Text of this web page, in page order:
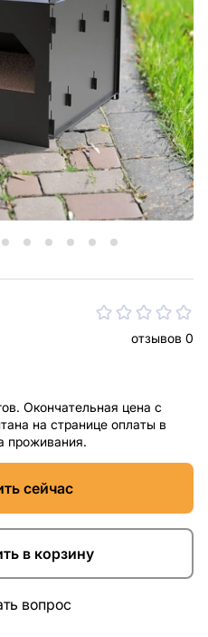
отзывов 0
Окончательная цена с
на странице оплаты в
проживания.
сейчас
в корзину
вопрос